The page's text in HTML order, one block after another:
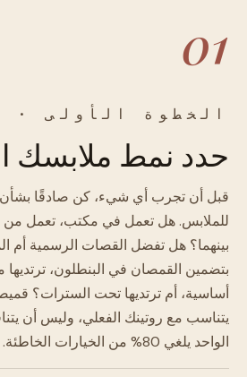
01
الخطوة الأولى · 5 دقائق
حدد نمط ملابسك
قبل أن تجرب أي شيء، كن صادقًا بشأن
للملابس. هل تعمل في مكتب، تعمل من
بينهما؟ هل تفضل القصات الرسمية أم
بتضمين القمصان في البنطلون،
أساسية، أم ترتديها تحت السترات؟
يتناسب مع روتينك الفعلي، وليس أن
الواحد يلغي 80% من الخيارات الخاطئة.